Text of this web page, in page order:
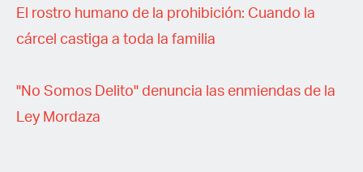
El rostro humano de la prohibición: Cuando la
cárcel castiga a toda la familia
"No Somos Delito" denuncia las enmiendas de la
Ley Mordaza